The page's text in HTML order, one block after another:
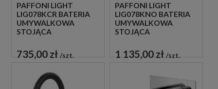
PAFFONI LIGHT
LIG078KCR BATERIA
UMYWALKOWA
STOJĄCA
CHROM
735,00 zł szt.
PAFFONI LIGHT
LIG078KNO BATERIA
UMYWALKOWA
STOJĄCA
CZARNA
1 135,00 zł szt.